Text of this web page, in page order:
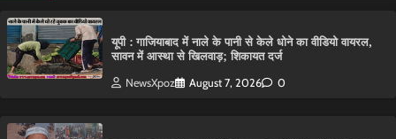
यूपी : गाजियाबाद में नाले के पानी से केले धोने का वीडियो वायरल,
सावन में आस्था से खिलवाड़; शिकायत दर्ज
NewsXpoz August 7, 2026 0